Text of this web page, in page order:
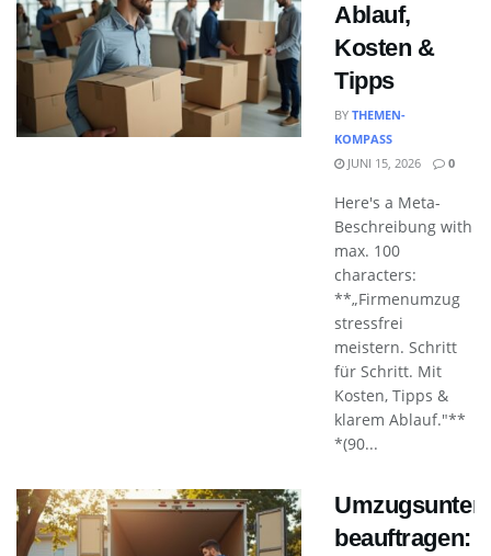
Ablauf,
Kosten &
Tipps
BY THEMEN-
KOMPASS
JUNI 15, 2026
0
Here's a Meta-
Beschreibung with
max. 100
characters:
**„Firmenumzug
stressfrei
meistern. Schritt
für Schritt. Mit
Kosten, Tipps &
klarem Ablauf."**
*(90...
beauftragen: